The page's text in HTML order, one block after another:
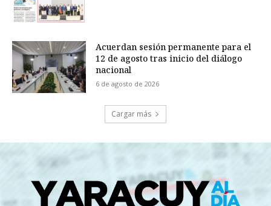
Acuerdan sesión permanente para el
12 de agosto tras inicio del diálogo
nacional
6 de agosto de 2026
Cargar más